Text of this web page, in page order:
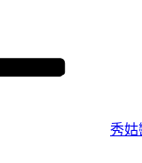
秀姑